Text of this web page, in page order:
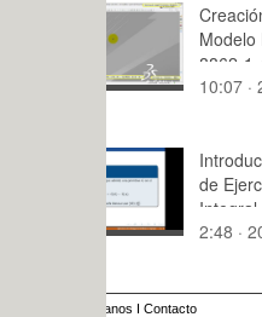
Creación Virtual
Modelo Lego Technic
8862-1 ¿ Piezas 2 a
70 ¿ 16 de 36
10:07 · 2016
Introducción al canal
de Ejercicios de
Integral definida e
impropia
2:48 · 2025